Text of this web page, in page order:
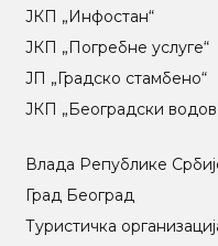
ЈКП „Инфостан“
ЈКП „Погребне услуге“
ЈП „Градско стамбено“
ЈКП „Београдски
Влада Републике
Град Београд
Туристичка